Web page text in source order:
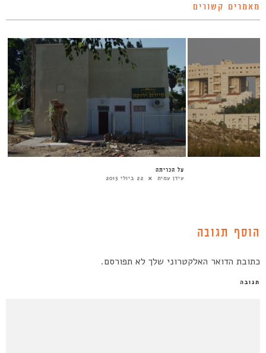
מאמרים קשורים
על הכריתה
עידן עמית 22 ביולי 2015
הוסף תגובה
כתובת הדואר האלקטרוני שלך לא תפורסם.
תגובה